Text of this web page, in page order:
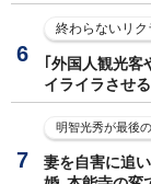
終わらないリ
｢外国人観光
イライラさせ
明智光秀が最後
妻を自害に追